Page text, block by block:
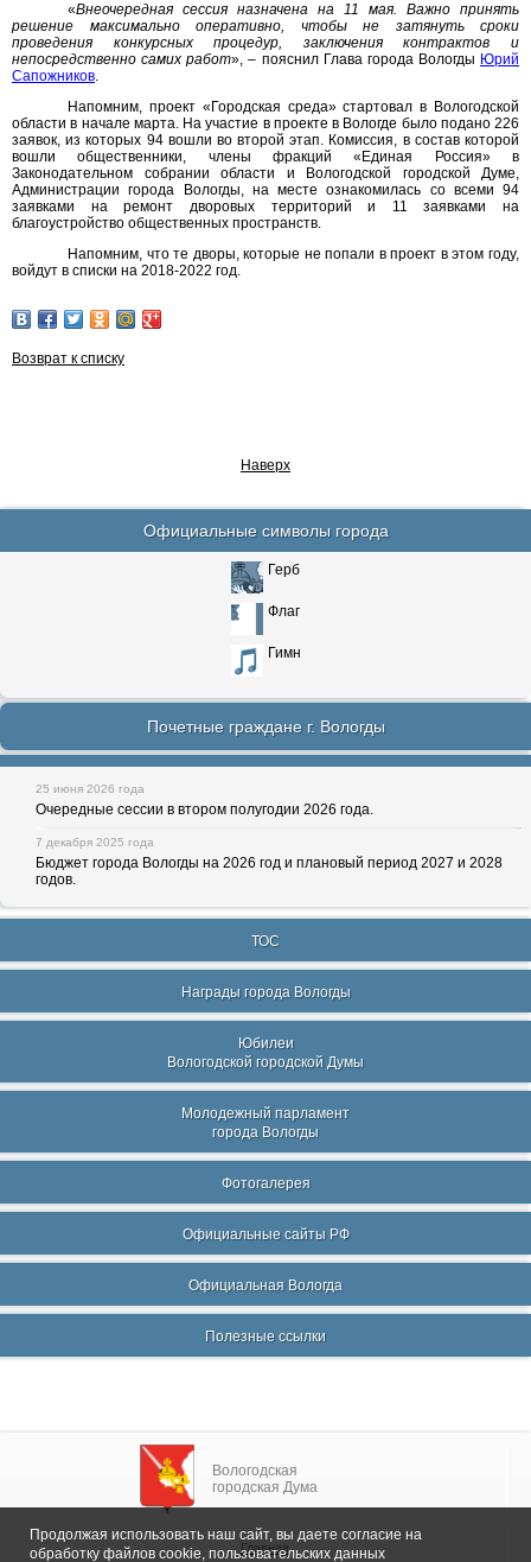
«Внеочередная сессия назначена на 11 мая. Важно принять
решение максимально оперативно, чтобы не затянуть сроки
проведения конкурсных процедур, заключения контрактов и
непосредственно самих работ», – пояснил Глава города Вологды Юрий
Сапожников.
Напомним, проект «Городская среда» стартовал в Вологодской
области в начале марта. На участие в проекте в Вологде было подано 226
заявок, из которых 94 вошли во второй этап. Комиссия, в состав которой
вошли общественники, члены фракций «Единая Россия» в
Законодательном собрании области и Вологодской городской Думе,
Администрации города Вологды, на месте ознакомилась со всеми 94
заявками на ремонт дворовых территорий и 11 заявками на
благоустройство общественных пространств.
Напомним, что те дворы, которые не попали в проект в этом году,
войдут в списки на 2018-2022 год.
Возврат к списку
Наверх
Официальные символы города
Герб
Флаг
Гимн
Почетные граждане г. Вологды
25 июня 2026 года
Очередные сессии в втором полугодии 2026 года.
7 декабря 2025 года
Бюджет города Вологды на 2026 год и плановый период 2027 и 2028
годов.
ТОС
Награды города Вологды
Юбилеи
Вологодской городской Думы
Молодежный парламент
города Вологды
Фотогалерея
Официальные сайты РФ
Официальная Вологда
Полезные ссылки
Вологодская
городская Дума
Главная
Продолжая использовать наш сайт, вы даете согласие на
обработку файлов cookie, пользовательских данных